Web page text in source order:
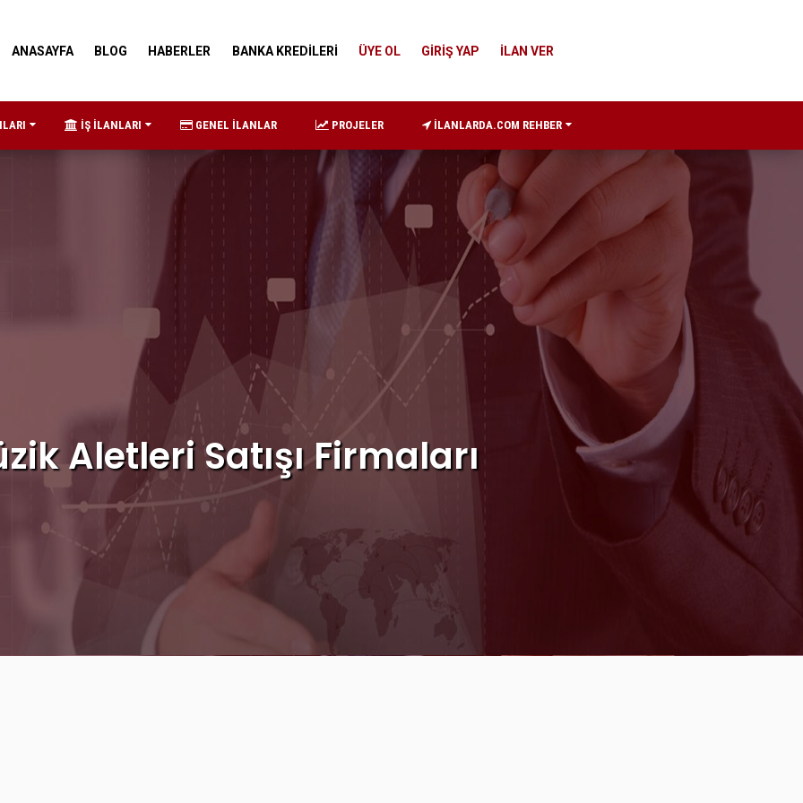
ANASAYFA BLOG HABERLER BANKA KREDİLERİ ÜYE OL GİRİŞ YAP İLAN VER
İŞ İLANLARI GENEL İLANLAR PROJELER İLANLARDA.COM REHBER
Aletleri Satışı Firmaları